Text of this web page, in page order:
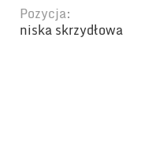
Pozycja:
niska skrzydłowa